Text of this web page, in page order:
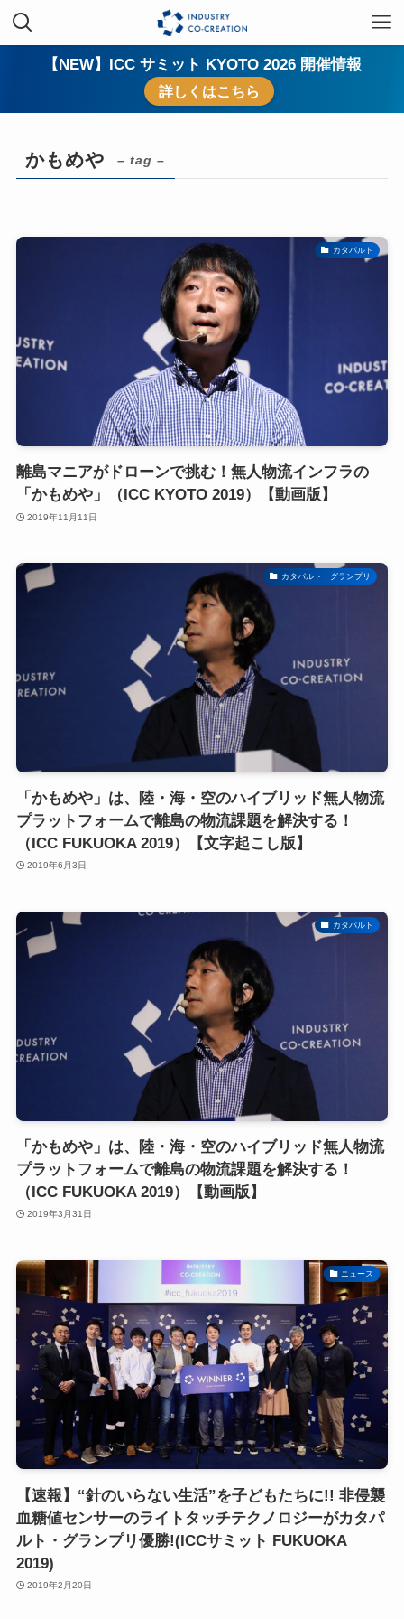
【NEW】ICC サミット KYOTO 2026 開催情報
詳しくはこちら
かもめや – tag –
カタパルト
離島マニアがドローンで挑む！無人物流インフラの
「かもめや」（ICC KYOTO 2019）【動画版】
2019年11月11日
カタパルト・グランプリ
「かもめや」は、陸・海・空のハイブリッド無人物流
プラットフォームで離島の物流課題を解決する！
（ICC FUKUOKA 2019）【文字起こし版】
2019年6月3日
カタパルト
「かもめや」は、陸・海・空のハイブリッド無人物流
プラットフォームで離島の物流課題を解決する！
（ICC FUKUOKA 2019）【動画版】
2019年3月31日
ニュース
【速報】“針のいらない生活”を子どもたちに!! 非侵襲
血糖値センサーのライトタッチテクノロジーがカタパ
ルト・グランプリ優勝!(ICCサミット FUKUOKA
2019)
2019年2月20日